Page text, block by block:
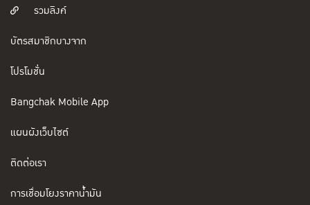
รวมลิงค์
บัตรสมาชิกบางจาก
โปรโมชั่น
Bangchak Mobile App
แผนผังเว็บไซต์
ติดต่อเรา
การเชื่อมโยงราคาน้ำมัน